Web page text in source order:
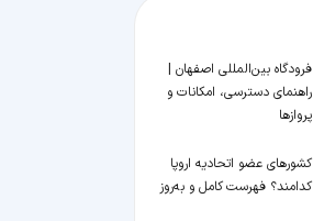
فرودگاه بین‌المللی اصفهان |
راهنمای دسترسی، امکانات و
پروازها
کشورهای عضو اتحادیه اروپا
کدامند؟ فهرست کامل و به‌روز